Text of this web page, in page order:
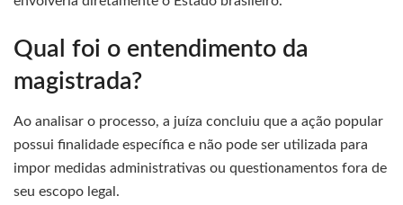
Qual foi o entendimento da
magistrada?
Ao analisar o processo, a juíza concluiu que a ação popular
possui finalidade específica e não pode ser utilizada para
impor medidas administrativas ou questionamentos fora de
seu escopo legal.